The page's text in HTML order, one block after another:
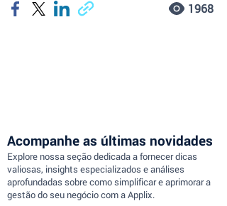
1968
Acompanhe as últimas novidades
Explore nossa seção dedicada a fornecer dicas
valiosas, insights especializados e análises
aprofundadas sobre como simplificar e aprimorar a
gestão do seu negócio com a Applix.